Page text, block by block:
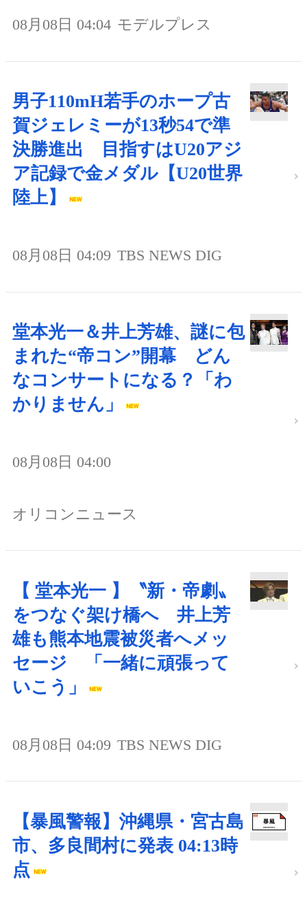
08月08日 04:04 モデルプレス
男子110mH若手のホープ古
賀ジェレミーが13秒54で準
決勝進出 目指すはU20アジ
ア記録で金メダル【U20世界
陸上】
08月08日 04:09 TBS NEWS DIG
堂本光一＆井上芳雄、謎に包
まれた“帝コン”開幕 どん
なコンサートになる？「わ
かりません」
08月08日 04:00
オリコンニュース
【 堂本光一 】〝新・帝劇〟
をつなぐ架け橋へ 井上芳
雄も熊本地震被災者へメッ
セージ 「一緒に頑張って
いこう」
08月08日 04:09 TBS NEWS DIG
【暴風警報】沖縄県・宮古島
市、多良間村に発表 04:13時
点